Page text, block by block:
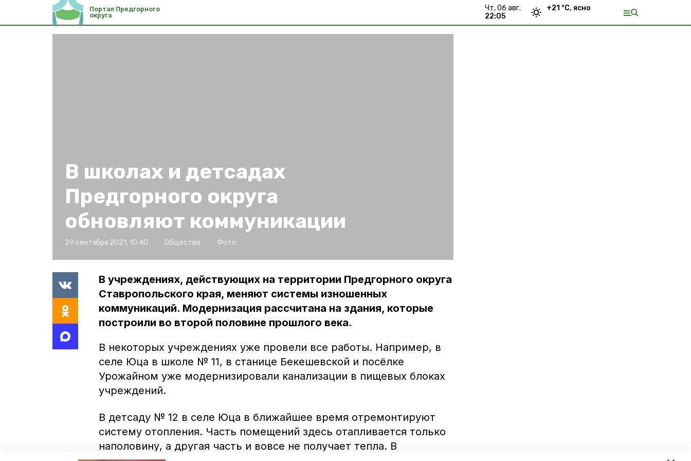
Портал Предгорного
округа
чт, 06 авг.
22:05
+21 °С, ясно
В школах и детсадах
Предгорного округа
обновляют коммуникации
29 сентября 2021, 10:40 Общество Фото:
В учреждениях, действующих на территории Предгорного округа
Ставропольского края, меняют системы изношенных
коммуникаций. Модернизация рассчитана на здания, которые
построили во второй половине прошлого века.
В некоторых учреждениях уже провели все работы. Например, в
селе Юца в школе № 11, в станице Бекешевской и посёлке
Урожайном уже модернизировали канализации в пищевых блоках
учреждений.
В детсаду № 12 в селе Юца в ближайшее время отремонтируют
систему отопления. Часть помещений здесь отапливается только
наполовину, а другая часть и вовсе не получает тепла. В